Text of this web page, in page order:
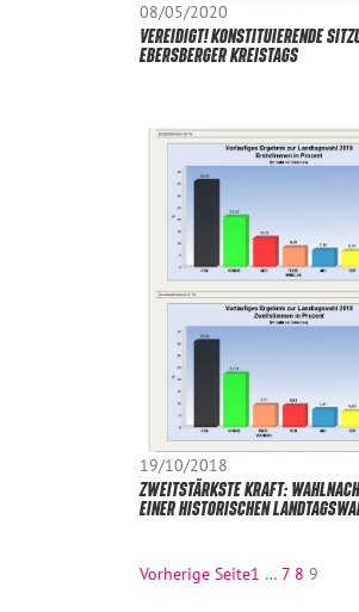
08/05/2020
VEREIDIGT! KONSTITUIERENDE
EBERSBERGER KREISTAGS
19/10/2018
ZWEITSTÄRKSTE KRAFT:
EINER HISTORISCHEN
Vorherige Seite1 … 7 8 9